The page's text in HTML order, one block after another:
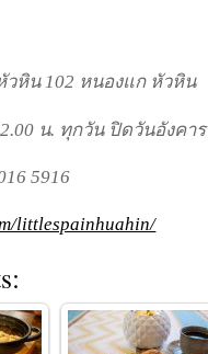
วหิน 102 หนองแก หัวหิน
น. ทุกวัน ปิดวันอังคาร
5916
littlespainhuahin/